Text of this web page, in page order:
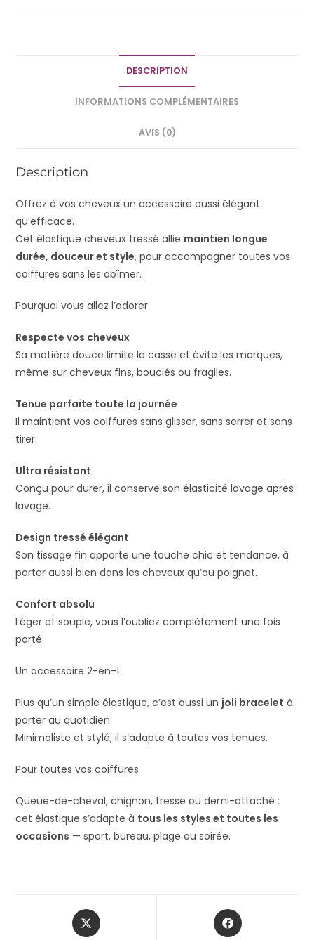
DESCRIPTION
INFORMATIONS COMPLÉMENTAIRES
AVIS (0)
Description
Offrez à vos cheveux un accessoire aussi élégant
qu’efficace.
Cet élastique cheveux tressé allie maintien longue
durée, douceur et style, pour accompagner toutes vos
coiffures sans les abîmer.
Pourquoi vous allez l’adorer
Respecte vos cheveux
Sa matière douce limite la casse et évite les marques,
même sur cheveux fins, bouclés ou fragiles.
Tenue parfaite toute la journée
Il maintient vos coiffures sans glisser, sans serrer et sans
tirer.
Ultra résistant
Conçu pour durer, il conserve son élasticité lavage après
lavage.
Design tressé élégant
Son tissage fin apporte une touche chic et tendance, à
porter aussi bien dans les cheveux qu’au poignet.
Confort absolu
Léger et souple, vous l’oubliez complètement une fois
porté.
Un accessoire 2-en-1
Plus qu’un simple élastique, c’est aussi un joli bracelet à
porter au quotidien.
Minimaliste et stylé, il s’adapte à toutes vos tenues.
Pour toutes vos coiffures
Queue-de-cheval, chignon, tresse ou demi-attaché :
cet élastique s’adapte à tous les styles et toutes les
occasions — sport, bureau, plage ou soirée.